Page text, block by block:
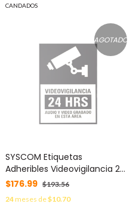
CANDADOS
AGOTADO
SYSCOM Etiquetas
Adheribles Videovigilancia 24
Horas Color Blanco y Negro /
Paquete con 10 MOD:
SYSCALVIDBN/10
$176.99 $193.56
24meses de$10.70